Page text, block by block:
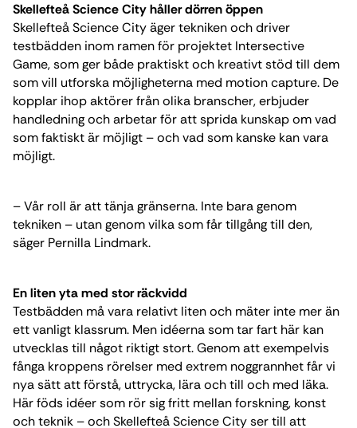
Skellefteå Science City håller dörren öppen
Skellefteå Science City äger tekniken och driver
testbädden inom ramen för projektet Intersective
Game, som ger både praktiskt och kreativt stöd till dem
som vill utforska möjligheterna med motion capture. De
kopplar ihop aktörer från olika branscher, erbjuder
handledning och arbetar för att sprida kunskap om vad
som faktiskt är möjligt – och vad som kanske kan vara
möjligt.
– Vår roll är att tänja gränserna. Inte bara genom
tekniken – utan genom vilka som får tillgång till den,
säger Pernilla Lindmark.
En liten yta med stor räckvidd
Testbädden må vara relativt liten och mäter inte mer än
ett vanligt klassrum. Men idéerna som tar fart här kan
utvecklas till något riktigt stort. Genom att exempelvis
fånga kroppens rörelser med extrem noggrannhet får vi
nya sätt att förstå, uttrycka, lära och till och med läka.
Här föds idéer som rör sig fritt mellan forskning, konst
och teknik – och Skellefteå Science City ser till att